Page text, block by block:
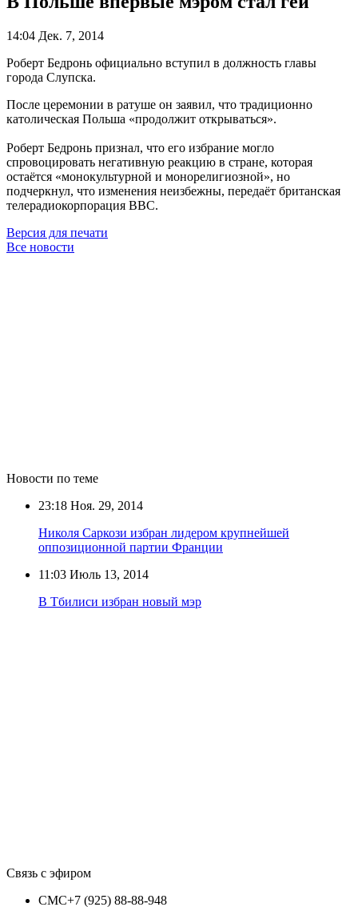
14:04 Дек. 7, 2014
Роберт Бедронь официально вступил в должность главы
города Слупска.
После церемонии в ратуше он заявил, что традиционно
католическая Польша «продолжит открываться».
Роберт Бедронь признал, что его избрание могло
спровоцировать негативную реакцию в стране, которая
остаётся «монокультурной и монорелигиозной», но
подчеркнул, что изменения неизбежны, передаёт британская
телерадиокорпорация ВВС.
Версия для печати
Все новости
Новости по теме
23:18 Ноя. 29, 2014
Николя Саркози избран лидером крупнейшей
оппозиционной партии Франции
11:03 Июль 13, 2014
В Тбилиси избран новый мэр
Связь с эфиром
СМС+7 (925) 88-88-948